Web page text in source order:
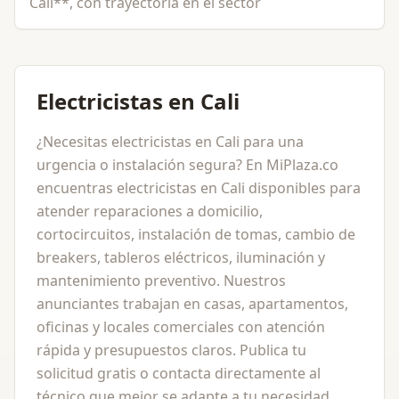
Garantía dos años. 17. No incluye IVA ni transporte. 18. Se
necesidades del cliente manual, semi automática o
Electricistas en Cali
¿Necesitas electricistas en Cali para una
urgencia o instalación segura? En MiPlaza.co
encuentras electricistas en Cali disponibles para
atender reparaciones a domicilio,
cortocircuitos, instalación de tomas, cambio de
breakers, tableros eléctricos, iluminación y
mantenimiento preventivo. Nuestros
anunciantes trabajan en casas, apartamentos,
oficinas y locales comerciales con atención
rápida y presupuestos claros. Publica tu
solicitud gratis o contacta directamente al